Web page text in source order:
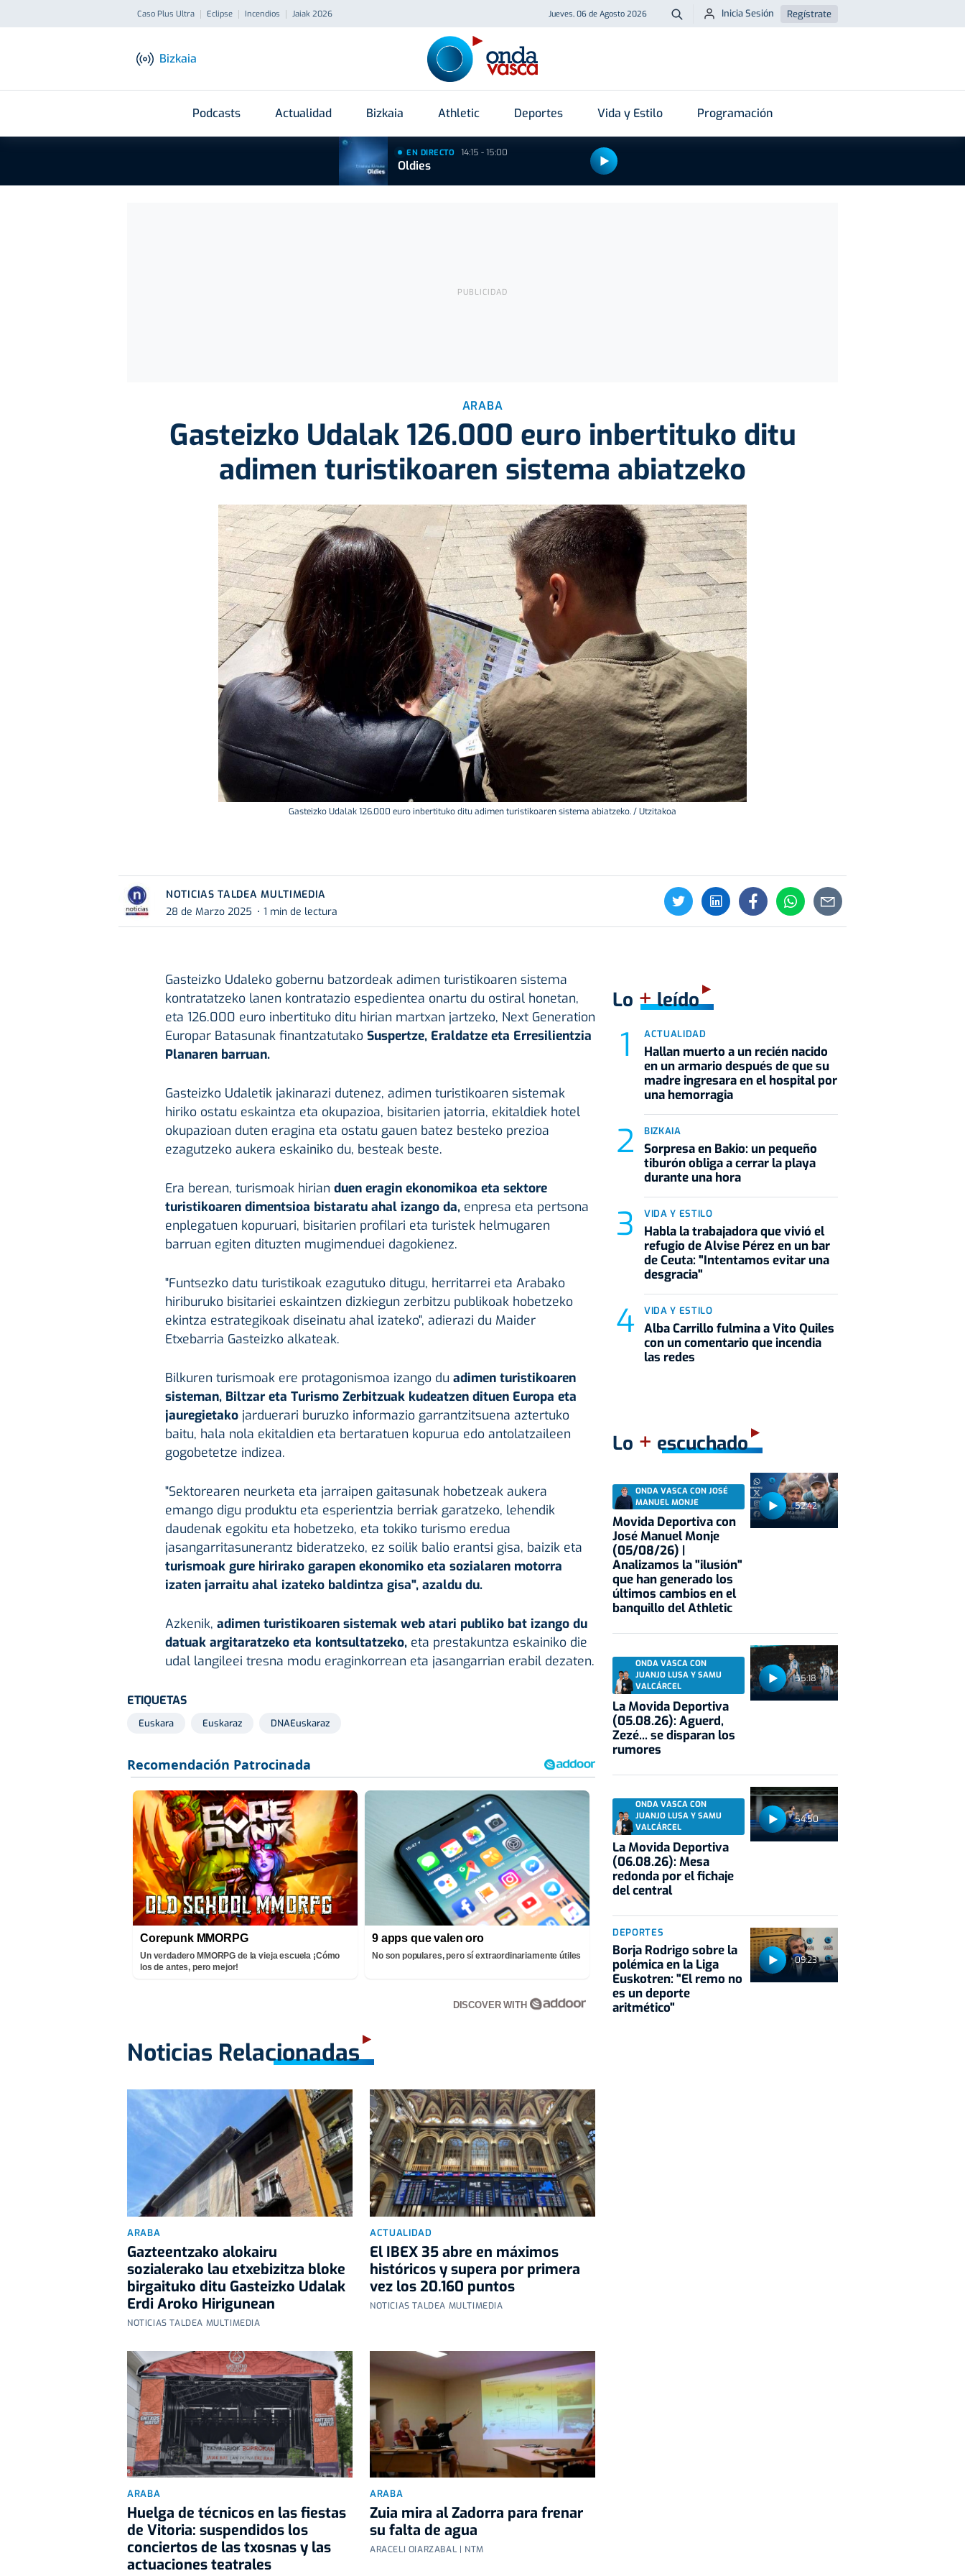
Caso Plus Ultra Eclipse Incendios Jaiak 2026 Jueves, 06 de Agosto 2026 Buscar
Inicia Sesión Regístrate
Bizkaia
Podcasts Actualidad Bizkaia Athletic Deportes Vida y Estilo Programación
EN DIRECTO 14:15 - 15:00
Oldies
ARABA
Gasteizko Udalak 126.000 euro inbertituko ditu
adimen turistikoaren sistema abiatzeko
Gasteizko Udalak 126.000 euro inbertituko ditu adimen turistikoaren sistema abiatzeko. / Utzitakoa
NOTICIAS TALDEA MULTIMEDIA
28 de Marzo 2025
1 min de lectura
Gasteizko Udaleko gobernu batzordeak adimen turistikoaren sistema
kontratatzeko lanen kontratazio espedientea onartu du ostiral honetan,
eta 126.000 euro inbertituko ditu hirian martxan jartzeko, Next Generation
Europar Batasunak finantzatutako Suspertze, Eraldatze eta Erresilientzia
Planaren barruan.
Gasteizko Udaletik jakinarazi dutenez, adimen turistikoaren sistemak
hiriko ostatu eskaintza eta okupazioa, bisitarien jatorria, ekitaldiek hotel
okupazioan duten eragina eta ostatu gauen batez besteko prezioa
ezagutzeko aukera eskainiko du, besteak beste.
Era berean, turismoak hirian duen eragin ekonomikoa eta sektore
turistikoaren dimentsioa bistaratu ahal izango da,enpresa eta pertsona
enplegatuen kopuruari, bisitarien profilari eta turistek helmugaren
barruan egiten dituzten mugimenduei dagokienez.
"Funtsezko datu turistikoak ezagutuko ditugu, herritarrei eta Arabako
hiriburuko bisitariei eskaintzen dizkiegun zerbitzu publikoak hobetzeko
ekintza estrategikoak diseinatu ahal izateko", adierazi du Maider
Etxebarria Gasteizko alkateak.
Bilkuren turismoak ere protagonismoa izango du adimen turistikoaren
sisteman, Biltzar eta Turismo Zerbitzuak kudeatzen dituen Europa eta
jauregietako jarduerari buruzko informazio garrantzitsuena aztertuko
baitu, hala nola ekitaldien eta bertaratuen kopurua edo antolatzaileen
gogobetetze indizea.
"Sektorearen neurketa eta jarraipen gaitasunak hobetzeak aukera
emango digu produktu eta esperientzia berriak garatzeko, lehendik
daudenak egokitu eta hobetzeko, eta tokiko turismo eredua
jasangarritasunerantz bideratzeko, ez soilik balio erantsi gisa, baizik eta
turismoak gure hirirako garapen ekonomiko eta sozialaren motorra
izaten jarraitu ahal izateko baldintza gisa", azaldu du.
Azkenik, adimen turistikoaren sistemak web atari publiko bat izango du
datuak argitaratzeko eta kontsultatzeko,eta prestakuntza eskainiko die
udal langileei tresna modu eraginkorrean eta jasangarrian erabil dezaten.
ETIQUETAS
Euskara Euskaraz DNAEuskaraz
Corepunk MMORPG
Un verdadero MMORPG de la vieja escuela ¡Cómo
los de antes, pero mejor!
9 apps que valen oro
No son populares, pero sí extraordinariamente útiles
DISCOVER WITH
Noticias Relacionadas
ARABA
Gazteentzako alokairu
sozialerako lau etxebizitza bloke
birgaituko ditu Gasteizko Udalak
Erdi Aroko Hirigunean
NOTICIAS TALDEA MULTIMEDIA
ACTUALIDAD
El IBEX 35 abre en máximos
históricos y supera por primera
vez los 20.160 puntos
NOTICIAS TALDEA MULTIMEDIA
ARABA
Huelga de técnicos en las fiestas
de Vitoria: suspendidos los
conciertos de las txosnas y las
actuaciones teatrales
ARABA
Zuia mira al Zadorra para frenar
su falta de agua
ARACELI OIARZABAL | NTM
Lo +leído
ACTUALIDAD
Hallan muerto a un recién nacido
en un armario después de que su
madre ingresara en el hospital por
una hemorragia
BIZKAIA
Sorpresa en Bakio: un pequeño
tiburón obliga a cerrar la playa
durante una hora
VIDA Y ESTILO
Habla la trabajadora que vivió el
refugio de Alvise Pérez en un bar
de Ceuta: "Intentamos evitar una
desgracia"
VIDA Y ESTILO
Alba Carrillo fulmina a Vito Quiles
con un comentario que incendia
las redes
Lo + escuchado
52:42
ONDA VASCA CON JOSÉ
MANUEL MONJE
Movida Deportiva con
José Manuel Monje
(05/08/26) |
Analizamos la "ilusión"
que han generado los
últimos cambios en el
banquillo del Athletic
55:18
ONDA VASCA CON
JUANJO LUSA Y SAMU
VALCÁRCEL
La Movida Deportiva
(05.08.26): Aguerd,
Zezé... se disparan los
rumores
54:50
ONDA VASCA CON
JUANJO LUSA Y SAMU
VALCÁRCEL
La Movida Deportiva
(06.08.26): Mesa
redonda por el fichaje
del central
09:23
DEPORTES
Borja Rodrigo sobre la
polémica en la Liga
Euskotren: "El remo no
es un deporte
aritmético"